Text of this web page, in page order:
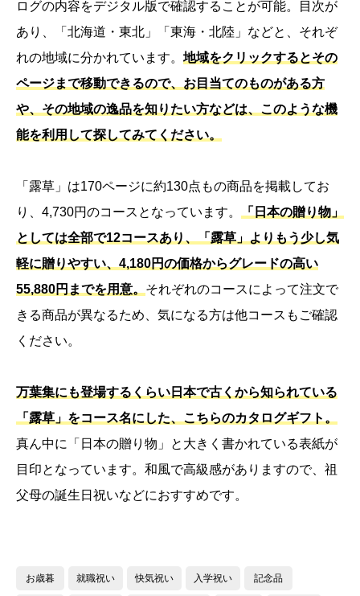
ログの内容をデジタル版で確認することが可能。目次が
あり、「北海道・東北」「東海・北陸」などと、それぞ
れの地域に分かれています。 地域をクリックするとその
ページまで移動できるので、お目当てのものがある方
や、その地域の逸品を知りたい方などは、このような機
能を利用して探してみてください。
「露草」は170ページに約130点もの商品を掲載してお
り、4,730円のコースとなっています。
「日本の贈り物」
としては全部で12コースあり、「露草」よりもう少し気
軽に贈りやすい、4,180円の価格からグレードの高い
55,880円までを用意。 それぞれのコースによって注文で
きる商品が異なるため、気になる方は他コースもご確認
ください。
万葉集にも登場するくらい日本で古くから知られている
「露草」をコース名にした、こちらのカタログギフト。
真ん中に「日本の贈り物」と大きく書かれている表紙が
目印となっています。和風で高級感がありますので、祖
父母の誕生日祝いなどにおすすめです。
お歳暮 就職祝い 快気祝い 入学祝い 記念品